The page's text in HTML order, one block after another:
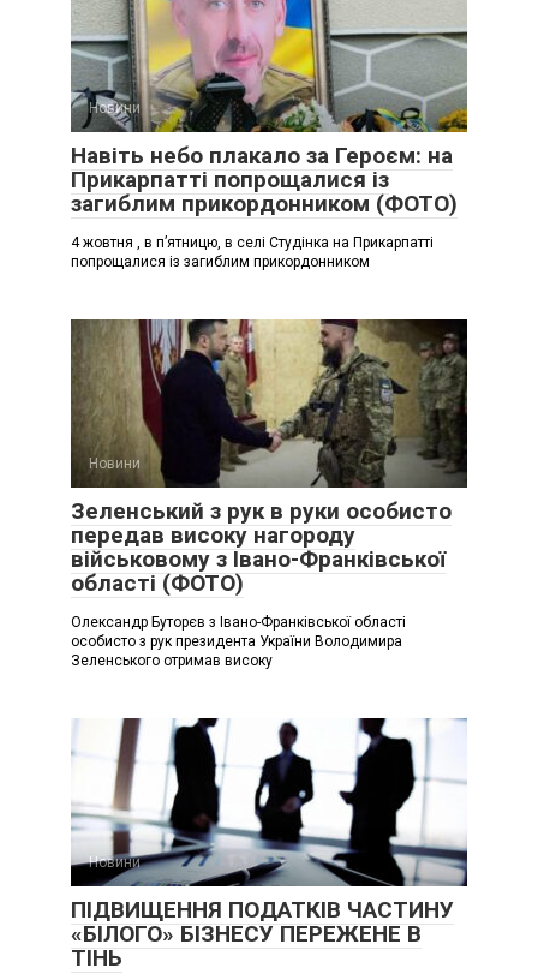
Новини
Навіть небо плакало за Героєм: на
Прикарпатті попрощалися із
загиблим прикордонником (ФОТО)
4 жовтня , в п’ятницю, в селі Студінка на Прикарпатті
попрощалися із загиблим прикордонником
Новини
Зеленський з рук в руки особисто
передав високу нагороду
військовому з Івано-Франківської
області (ФОТО)
Олександр Буторєв з Івано-Франківської області
особисто з рук президента України Володимира
Зеленського отримав високу
Новини
ПІДВИЩЕННЯ ПОДАТКІВ ЧАСТИНУ
«БІЛОГО» БІЗНЕСУ ПЕРЕЖЕНЕ В
ТІНЬ